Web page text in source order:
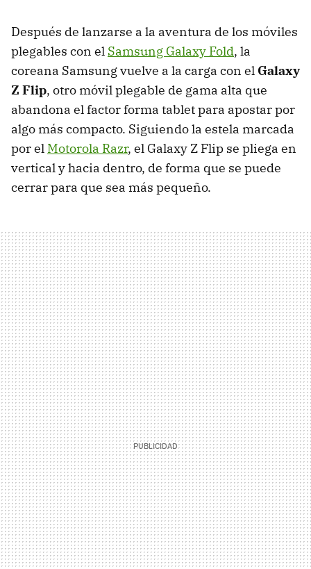
Después de lanzarse a la aventura de los móviles
plegables con el Samsung Galaxy Fold, la
coreana Samsung vuelve a la carga con el Galaxy
Z Flip, otro móvil plegable de gama alta que
abandona el factor forma tablet para apostar por
algo más compacto. Siguiendo la estela marcada
por el Motorola Razr, el Galaxy Z Flip se pliega en
vertical y hacia dentro, de forma que se puede
cerrar para que sea más pequeño.